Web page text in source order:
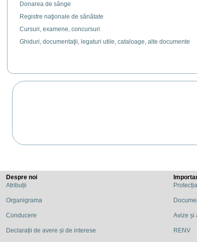
Donarea de sânge
Registre naţionale de sănătate
Cursuri, examene, concursuri
Ghiduri, documentaţii, legaturi utile, cataloage, alte documente
Despre noi
Atribuții
Organigrama
Conducere
Declarații de avere și de interese
Avize și
RENV